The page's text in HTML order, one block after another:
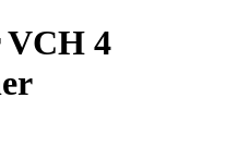
VCH 4